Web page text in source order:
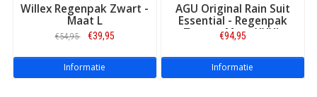
Willex Regenpak Zwart -
Maat L
€54,95 €39,95
Informatie
AGU Original Rain Suit
Essential - Regenpak
Zwart - Maat XXXL
€94,95
Informatie